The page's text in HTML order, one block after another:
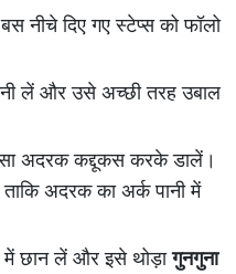
नीचे दिए गए स्टेप्स को फॉलो
लें और उसे अच्छी तरह उबाल
सा अदरक कद्दूकस करके डालें।
अदरक का अर्क पानी में
में छान लें और इसे थोड़ागुनगुना